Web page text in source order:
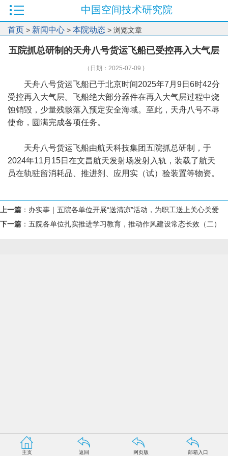
中国空间技术研究院
首页 > 新闻中心 > 本院动态 > 浏览文章
五院抓总研制的天舟八号货运飞船已受控再入大气层
（日期：2025-07-09 )
天舟八号货运飞船已于北京时间2025年7月9日6时42分
受控再入大气层。飞船绝大部分器件在再入大气层过程中烧
蚀销毁，少量残骸落入预定安全海域。至此，天舟八号不辱
使命，圆满完成各项任务。
天舟八号货运飞船由航天科技集团五院抓总研制，于
2024年11月15日在文昌航天发射场发射入轨，装载了航天
员在轨驻留消耗品、推进剂、应用实（试）验装置等物资。
上一篇 ： 办实事｜五院各单位开展“送清凉”活动，为职工送上关心关爱
下一篇 ： 五院各单位扎实推进学习教育，推动作风建设常态长效（二）
主页 返回 网页版 邮箱入口